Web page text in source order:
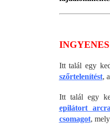
Itt talál egy
szőrtelenítést,
Itt talál egy
epilátort
csomagot,